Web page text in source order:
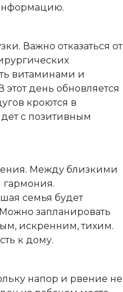
Важно отказаться от
витаминами и
день обновляется
кроются в
с позитивным
Между близкими
гармония.
семья будет
запланировать
искренним, тихим.
к дому.
напор и рвение не